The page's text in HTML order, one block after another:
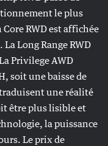
le plus
RWD est affichée
Long Range RWD
Privilege AWD
soit une baisse de
une réalité
être plus lisible et
la puissance
Le prix de